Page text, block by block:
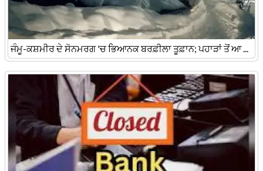
ਜੰਮੂ-ਕਸ਼ਮੀਰ ਦੇ ਸੋਨਮਰਗ 'ਚ ਭਿਆਨਕ ਬਰਫ਼ੀਲਾ ਤੂਫ਼ਾਨ; ਪਹਾੜਾਂ ਤੋਂ ਆ ...